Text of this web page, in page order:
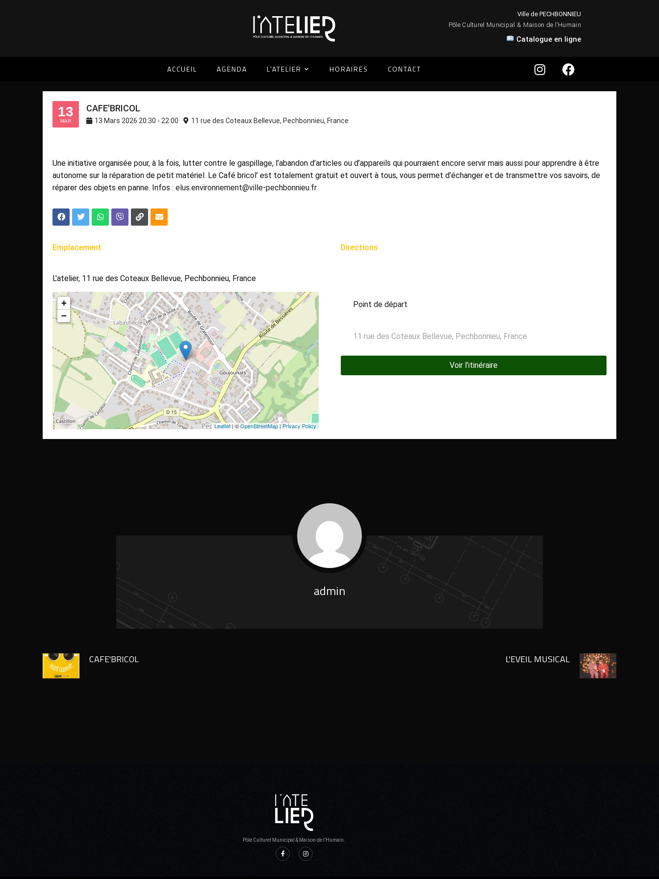
Ville de PECHBONNIEU
Pôle Culturel Municipal & Maison de l'Humain
Catalogue en ligne
ACCUEIL AGENDA L’ATELIER HORAIRES CONTACT
13
MAR
CAFE'BRICOL
13 Mars 2026 20:30 - 22:00 11 rue des Coteaux Bellevue, Pechbonnieu, France
Une initiative organisée pour, à la fois, lutter contre le gaspillage, l’abandon d’articles ou d’appareils qui pourraient encore servir mais aussi pour apprendre à être
autonome sur la réparation de petit matériel. Le Café bricol’ est totalement gratuit et ouvert à tous, vous permet d’échanger et de transmettre vos savoirs, de
réparer des objets en panne. Infos : elus.environnement@ville-pechbonnieu.fr
Emplacement
L'atelier, 11 rue des Coteaux Bellevue, Pechbonnieu, France
Directions
+
−
Leaflet| ©OpenStreetMap|Privacy Policy
Voir l’itinéraire
admin
CAFE'BRICOL L'EVEIL MUSICAL
Pôle Culturel Municipal & Maison de l’Humain.